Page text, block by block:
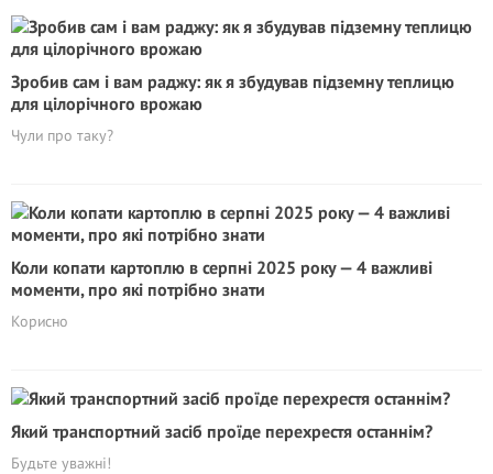
Зробив сам і вам раджу: як я збудував підземну теплицю
для цілорічного врожаю
Чули про таку?
Коли копати картоплю в серпні 2025 року — 4 важливі
моменти, про які потрібно знати
Корисно
Який транспортний засіб проїде перехрестя останнім?
Будьте уважні!